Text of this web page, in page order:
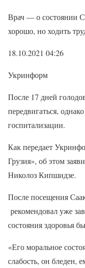
Врач — о состоянии
хорошо, но ходить
18.10.2021 04:26
Укринформ
После 17 дней
передвигаться,
госпитализации.
Как передает
Грузия», об этом
Николоз Кипшидзе.
После посещения
рекомендовал уже
состояния здоровья
«Его моральное
слабость, он бледен,